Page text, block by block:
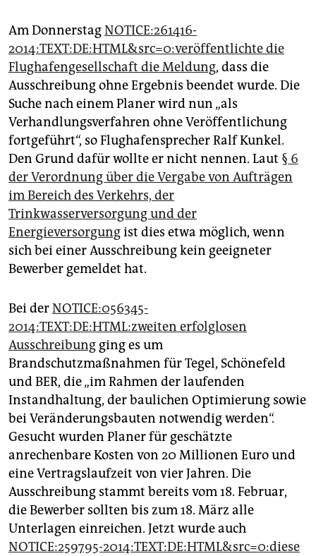
Am DonnerstagNOTICE:261416-
2014:TEXT:DE:HTML&src=0:veröffentlichte die
Flughafengesellschaft die Meldung, dass die
Ausschreibung ohne Ergebnis beendet wurde. Die
Suche nach einem Planer wird nun „als
Verhandlungsverfahren ohne Veröffentlichung
fortgeführt“, so Flughafensprecher Ralf Kunkel.
Den Grund dafür wollte er nicht nennen. Laut § 6
der Verordnung über die Vergabe von Aufträgen
im Bereich des Verkehrs, der
Trinkwasserversorgung und der
Energieversorgungist dies etwa möglich, wenn
sich bei einer Ausschreibung kein geeigneter
Bewerber gemeldet hat.
Bei derNOTICE:056345-
2014:TEXT:DE:HTML:zweiten erfolglosen
Ausschreibung ging es um
Brandschutzmaßnahmen für Tegel, Schönefeld
und BER, die „im Rahmen der laufenden
Instandhaltung, der baulichen Optimierung sowie
bei Veränderungsbauten notwendig werden“.
Gesucht wurden Planer für geschätzte
anrechenbare Kosten von 20 Millionen Euro und
eine Vertragslaufzeit von vier Jahren. Die
Ausschreibung stammt bereits vom 18. Februar,
die Bewerber sollten bis zum 18. März alle
Unterlagen einreichen. Jetzt wurde auch
NOTICE:259795-2014:TEXT:DE:HTML&src=0:diese